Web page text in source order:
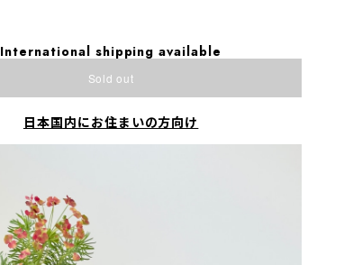
International shipping available
Sold out
日本国内にお住まいの方向け